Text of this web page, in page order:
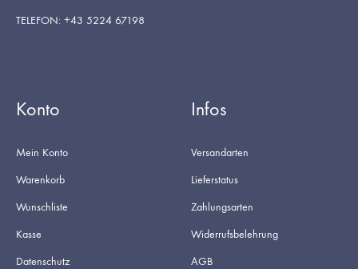
TELEFON: +43 5224 67198
Konto
Mein Konto
Warenkorb
Wunschliste
Kasse
Datenschutz
Infos
Versandarten
Lieferstatus
Zahlungsarten
Widerrufsbelehrung
AGB